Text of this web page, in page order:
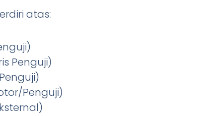
atas:
Penguji)
Penguji)